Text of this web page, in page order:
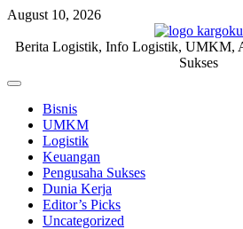
Skip
content
August 10, 2026
KARGOKU.ID
Berita Logistik, Info Logistik, UMKM,
Sukses
Off
CanvasBisnis
UMKM
Logistik
Keuangan
Pengusaha Sukses
Dunia Kerja
Editor’s Picks
Uncategorized